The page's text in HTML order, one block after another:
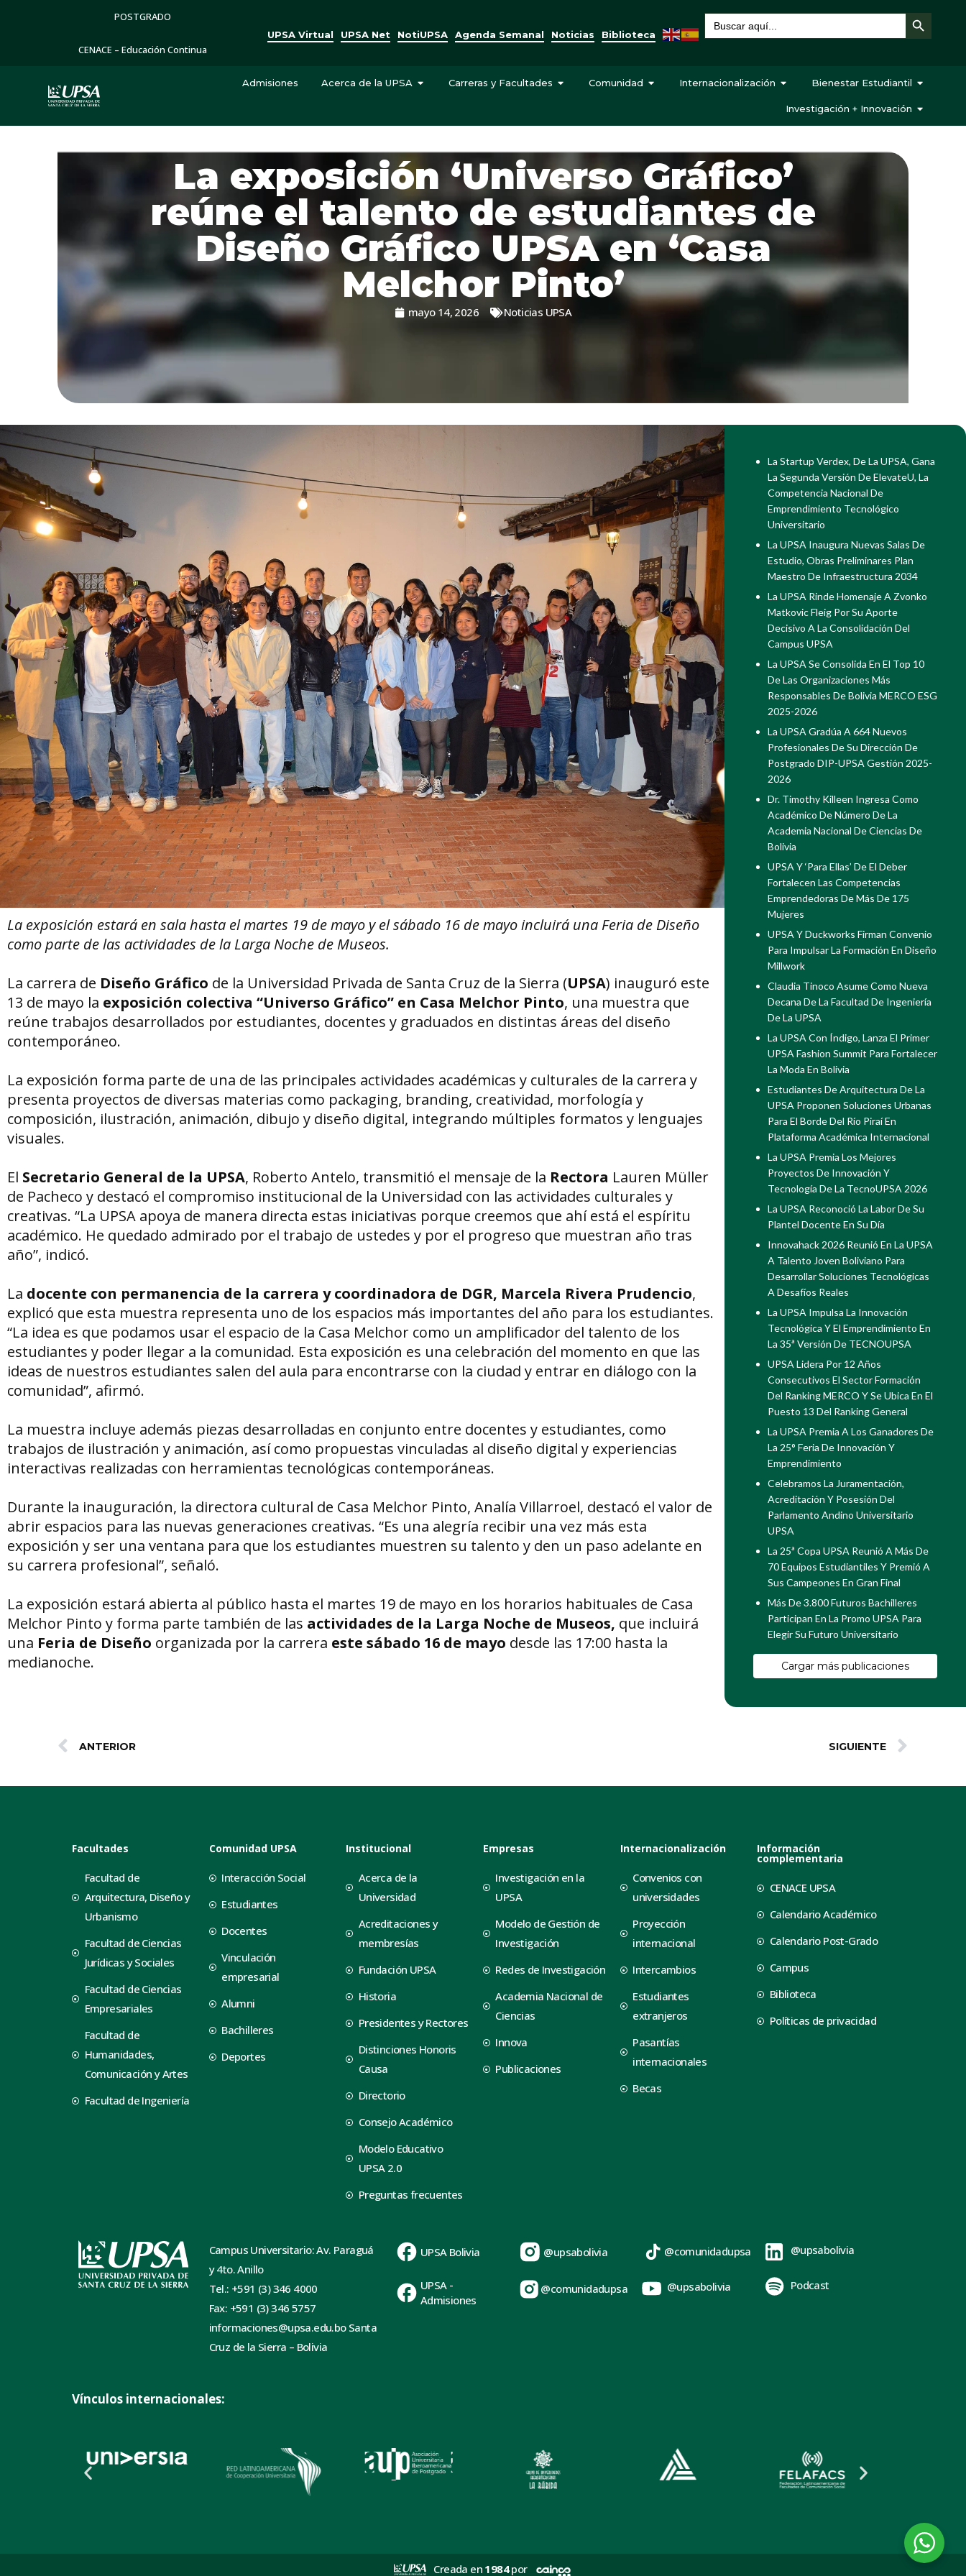
POSTGRADO
CENACE – Educación Continua
UPSA Virtual UPSA Net NotiUPSA Agenda Semanal Noticias Biblioteca
Buscar: Botón de búsqueda
Admisiones Acerca de la UPSA Carreras y Facultades Comunidad Internacionalización Bienestar Estudiantil
Investigación + Innovación
La exposición ‘Universo Gráfico’
reúne el talento de estudiantes de
Diseño Gráfico UPSA en ‘Casa
Melchor Pinto’
mayo 14, 2026 Noticias UPSA
La exposición estará en sala hasta el martes 19 de mayo y el sábado 16 de mayo incluirá una Feria de Diseño
como parte de las actividades de la Larga Noche de Museos.
La carrera de Diseño Gráfico de la Universidad Privada de Santa Cruz de la Sierra (UPSA) inauguró este
13 de mayo la exposición colectiva “Universo Gráfico” en Casa Melchor Pinto, una muestra que
reúne trabajos desarrollados por estudiantes, docentes y graduados en distintas áreas del diseño
contemporáneo.
La exposición forma parte de una de las principales actividades académicas y culturales de la carrera y
presenta proyectos de diversas materias como packaging, branding, creatividad, morfología y
composición, ilustración, animación, dibujo y diseño digital, integrando múltiples formatos y lenguajes
visuales.
El Secretario General de la UPSA, Roberto Antelo, transmitió el mensaje de la Rectora Lauren Müller
de Pacheco y destacó el compromiso institucional de la Universidad con las actividades culturales y
creativas. “La UPSA apoya de manera directa estas iniciativas porque creemos que ahí está el espíritu
académico. He quedado admirado por el trabajo de ustedes y por el progreso que muestran año tras
año”, indicó.
La docente con permanencia de la carrera y coordinadora de DGR, Marcela Rivera Prudencio,
explicó que esta muestra representa uno de los espacios más importantes del año para los estudiantes.
“La idea es que podamos usar el espacio de la Casa Melchor como un amplificador del talento de los
estudiantes y poder llegar a la comunidad. Esta exposición es una celebración del momento en que las
ideas de nuestros estudiantes salen del aula para encontrarse con la ciudad y entrar en diálogo con la
comunidad”, afirmó.
La muestra incluye además piezas desarrolladas en conjunto entre docentes y estudiantes, como
trabajos de ilustración y animación, así como propuestas vinculadas al diseño digital y experiencias
interactivas realizadas con herramientas tecnológicas contemporáneas.
Durante la inauguración, la directora cultural de Casa Melchor Pinto, Analía Villarroel, destacó el valor de
abrir espacios para las nuevas generaciones creativas. “Es una alegría recibir una vez más esta
exposición y ser una ventana para que los estudiantes muestren su talento y den un paso adelante en
su carrera profesional”, señaló.
La exposición estará abierta al público hasta el martes 19 de mayo en los horarios habituales de Casa
Melchor Pinto y forma parte también de las actividades de la Larga Noche de Museos, que incluirá
una Feria de Diseño organizada por la carrera este sábado 16 de mayo desde las 17:00 hasta la
medianoche.
La Startup Verdex, De La UPSA, Gana
La Segunda Versión De ElevateU, La
Competencia Nacional De
Emprendimiento Tecnológico
Universitario
La UPSA Inaugura Nuevas Salas De
Estudio, Obras Preliminares Plan
Maestro De Infraestructura 2034
La UPSA Rinde Homenaje A Zvonko
Matkovic Fleig Por Su Aporte
Decisivo A La Consolidación Del
Campus UPSA
La UPSA Se Consolida En El Top 10
De Las Organizaciones Más
Responsables De Bolivia MERCO ESG
2025-2026
La UPSA Gradúa A 664 Nuevos
Profesionales De Su Dirección De
Postgrado DIP-UPSA Gestión 2025-
2026
Dr. Timothy Killeen Ingresa Como
Académico De Número De La
Academia Nacional De Ciencias De
Bolivia
UPSA Y ‘Para Ellas’ De El Deber
Fortalecen Las Competencias
Emprendedoras De Más De 175
Mujeres
UPSA Y Duckworks Firman Convenio
Para Impulsar La Formación En Diseño
Millwork
Claudia Tinoco Asume Como Nueva
Decana De La Facultad De Ingeniería
De La UPSA
La UPSA Con Índigo, Lanza El Primer
UPSA Fashion Summit Para Fortalecer
La Moda En Bolivia
Estudiantes De Arquitectura De La
UPSA Proponen Soluciones Urbanas
Para El Borde Del Río Piraí En
Plataforma Académica Internacional
La UPSA Premia Los Mejores
Proyectos De Innovación Y
Tecnología De La TecnoUPSA 2026
La UPSA Reconoció La Labor De Su
Plantel Docente En Su Día
Innovahack 2026 Reunió En La UPSA
A Talento Joven Boliviano Para
Desarrollar Soluciones Tecnológicas
A Desafíos Reales
La UPSA Impulsa La Innovación
Tecnológica Y El Emprendimiento En
La 35ª Versión De TECNOUPSA
UPSA Lidera Por 12 Años
Consecutivos El Sector Formación
Del Ranking MERCO Y Se Ubica En El
Puesto 13 Del Ranking General
La UPSA Premia A Los Ganadores De
La 25° Feria De Innovación Y
Emprendimiento
Celebramos La Juramentación,
Acreditación Y Posesión Del
Parlamento Andino Universitario
UPSA
La 25ª Copa UPSA Reunió A Más De
70 Equipos Estudiantiles Y Premió A
Sus Campeones En Gran Final
Más De 3.800 Futuros Bachilleres
Participan En La Promo UPSA Para
Elegir Su Futuro Universitario
Cargar más publicaciones
ANTERIOR SIGUIENTE
Facultades
Facultad de
Arquitectura, Diseño y
Urbanismo
Facultad de Ciencias
Jurídicas y Sociales
Facultad de Ciencias
Empresariales
Facultad de
Humanidades,
Comunicación y Artes
Facultad de Ingeniería
Comunidad UPSA
Interacción Social
Estudiantes
Docentes
Vinculación
empresarial
Alumni
Bachilleres
Deportes
Institucional
Acerca de la
Universidad
Acreditaciones y
membresías
Fundación UPSA
Historia
Presidentes y Rectores
Distinciones Honoris
Causa
Directorio
Consejo Académico
Modelo Educativo
UPSA 2.0
Preguntas frecuentes
Empresas
Investigación en la
UPSA
Modelo de Gestión de
Investigación
Redes de Investigación
Academia Nacional de
Ciencias
Innova
Publicaciones
Internacionalización
Convenios con
universidades
Proyección
internacional
Intercambios
Estudiantes
extranjeros
Pasantías
internacionales
Becas
Información
complementaria
CENACE UPSA
Calendario Académico
Calendario Post-Grado
Campus
Biblioteca
Políticas de privacidad
Campus Universitario: Av. Paraguá
y 4to. Anillo
Tel.: +591 (3) 346 4000
Fax: +591 (3) 346 5757
informaciones@upsa.edu.bo Santa
Cruz de la Sierra – Bolivia
UPSA Bolivia
UPSA -
Admisiones
@upsabolivia
@comunidadupsa
@comunidadupsa
@upsabolivia
@upsabolivia
Podcast
Vínculos internacionales:
Creada en 1984por